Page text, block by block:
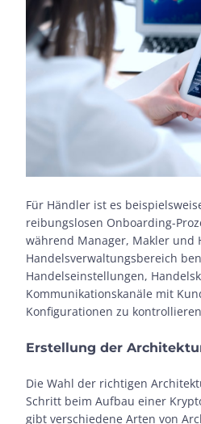
Für Händler ist es
reibungslosen Onboarding-
während Manager, Makler und
Handelsverwaltungsbereich
Handelseinstellungen,
Kommunikationskanäle mit
Konfigurationen zu
Erstellung der
Die Wahl der richtigen
Schritt beim Aufbau einer
gibt verschiedene Arten von